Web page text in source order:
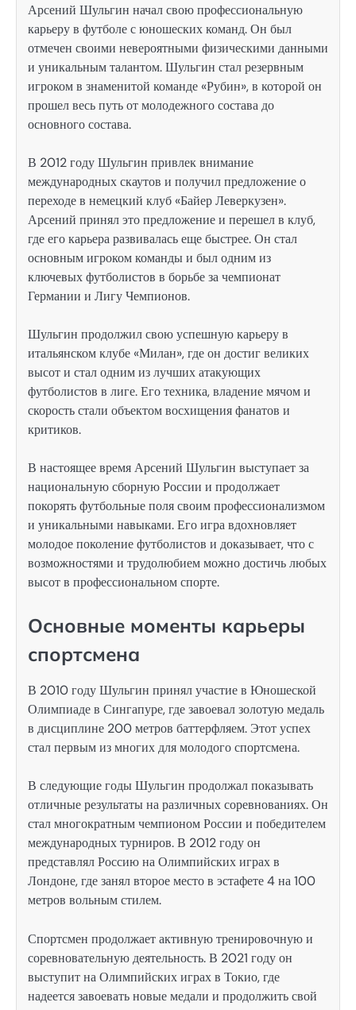
Арсений Шульгин начал свою профессиональную
карьеру в футболе с юношеских команд. Он был
отмечен своими невероятными физическими данными
и уникальным талантом. Шульгин стал резервным
игроком в знаменитой команде «Рубин», в которой он
прошел весь путь от молодежного состава до
основного состава.
В 2012 году Шульгин привлек внимание
международных скаутов и получил предложение о
переходе в немецкий клуб «Байер Леверкузен».
Арсений принял это предложение и перешел в клуб,
где его карьера развивалась еще быстрее. Он стал
основным игроком команды и был одним из
ключевых футболистов в борьбе за чемпионат
Германии и Лигу Чемпионов.
Шульгин продолжил свою успешную карьеру в
итальянском клубе «Милан», где он достиг великих
высот и стал одним из лучших атакующих
футболистов в лиге. Его техника, владение мячом и
скорость стали объектом восхищения фанатов и
критиков.
В настоящее время Арсений Шульгин выступает за
национальную сборную России и продолжает
покорять футбольные поля своим профессионализмом
и уникальными навыками. Его игра вдохновляет
молодое поколение футболистов и доказывает, что с
возможностями и трудолюбием можно достичь любых
высот в профессиональном спорте.
Основные моменты карьеры
спортсмена
В 2010 году Шульгин принял участие в Юношеской
Олимпиаде в Сингапуре, где завоевал золотую медаль
в дисциплине 200 метров баттерфляем. Этот успех
стал первым из многих для молодого спортсмена.
В следующие годы Шульгин продолжал показывать
отличные результаты на различных соревнованиях. Он
стал многократным чемпионом России и победителем
международных турниров. В 2012 году он
представлял Россию на Олимпийских играх в
Лондоне, где занял второе место в эстафете 4 на 100
метров вольным стилем.
Спортсмен продолжает активную тренировочную и
соревновательную деятельность. В 2021 году он
выступит на Олимпийских играх в Токио, где
надеется завоевать новые медали и продолжить свой